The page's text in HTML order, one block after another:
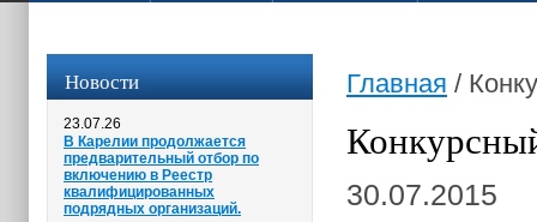
Новости
23.07.26
В Карелии продолжается
предварительный отбор по
включению в Реестр
квалифицированных
подрядных организаций.
Главная /
30.07.2015